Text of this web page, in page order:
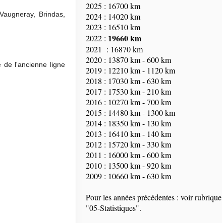
Brindas,
de l'ancienne ligne
2025 : 16700 km
2024 : 14020 km
2023 : 16510 km
2022 : 19660 km
2021 : 16870 km
2020 : 13870 km - 600 km
2019 : 12210 km - 1120 km
2018 : 17030 km - 630 km
2017 : 17530 km - 210 km
2016 : 10270 km - 700 km
2015 : 14480 km - 1300 km
2014 : 18350km- 130 km
2013 : 16410 km - 140 km
2012 : 15720 km - 330 km
2011 : 16000 km - 600 km
2010 : 13500 km - 920 km
2009 : 10660 km - 630 km
Pour les années précédentes : voir rubrique
"05-Statistiques".